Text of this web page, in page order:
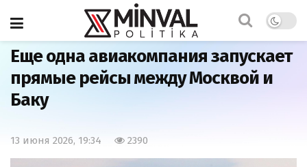
Главная Экономика
Еще одна авиакомпания запускает
прямые рейсы между Москвой и
Баку
13 июня 2026, 19:34 2390